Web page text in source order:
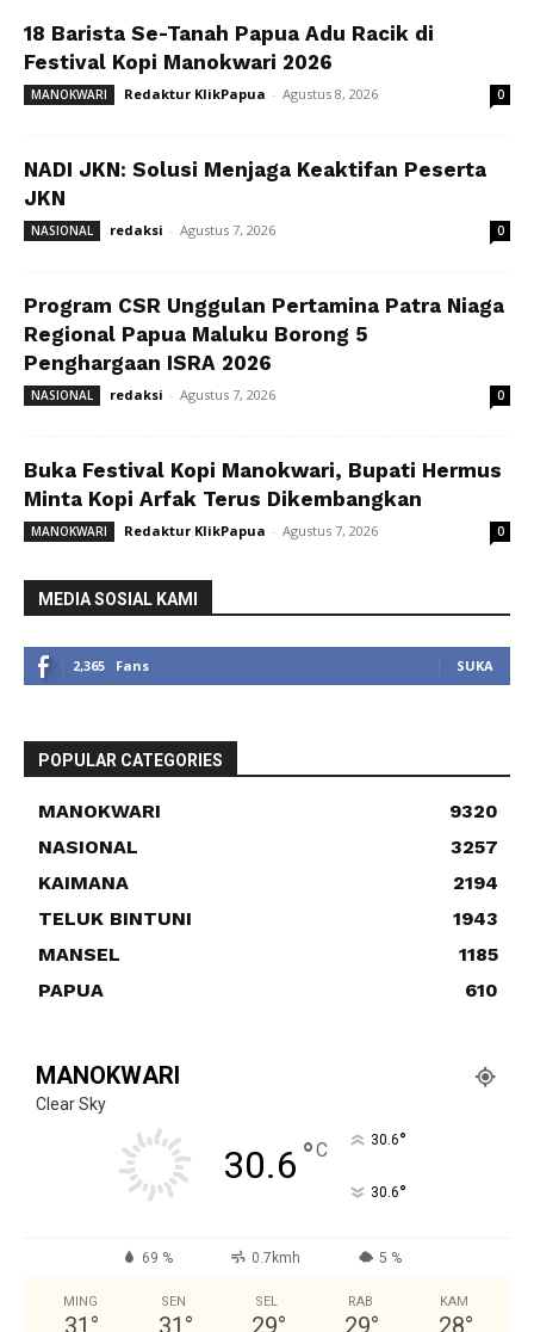
18 Barista Se-Tanah Papua Adu Racik di
Festival Kopi Manokwari 2026
MANOKWARI Redaktur KlikPapua - Agustus 8, 2026 0
NADI JKN: Solusi Menjaga Keaktifan Peserta
JKN
NASIONAL redaksi - Agustus 7, 2026 0
Program CSR Unggulan Pertamina Patra Niaga
Regional Papua Maluku Borong 5
Penghargaan ISRA 2026
NASIONAL redaksi - Agustus 7, 2026 0
Buka Festival Kopi Manokwari, Bupati Hermus
Minta Kopi Arfak Terus Dikembangkan
MANOKWARI Redaktur KlikPapua - Agustus 7, 2026 0
MEDIA SOSIAL KAMI
2,365 Fans SUKA
POPULAR CATEGORIES
MANOKWARI
9320
NASIONAL
3257
KAIMANA
2194
TELUK BINTUNI
1943
MANSEL
1185
PAPUA
610
MANOKWARI
Clear Sky
30.6 °C 30.6°
30.6°
69 % 0.7kmh 5 %
MING
31 °
SEN
31 °
SEL
29°
RAB
29°
KAM
28°